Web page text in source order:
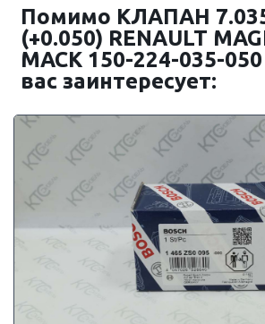
Помимо КЛАПАН
(+0.050) RENAULT
MACK 150-224-035-
вас заинтересует: